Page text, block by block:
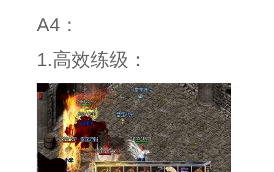
A4：
1.高效练级：